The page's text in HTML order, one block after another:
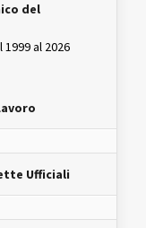
del
al 2026
Ufficiali